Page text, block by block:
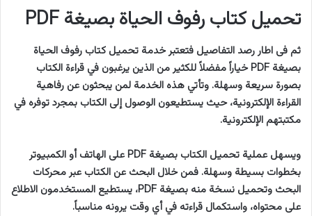
تحميل كتاب رفوف الحياة بصيغة PDF
ثم فى اطار رصد التفاصيل فتعتبر خدمة تحميل كتاب رفوف الحياة
بصيغة PDF خياراً مفضلاً للكثير من الذين يرغبون في قراءة الكتاب
بصورة سريعة وسهلة. وتأتي هذه الخدمة لمن يبحثون عن رفاهية
القراءة الإلكترونية، حيث يستطيعون الوصول إلى الكتاب بمجرد توفره في
مكتبتهم الإلكترونية.
ويسهل عملية تحميل الكتاب بصيغة PDF على الهاتف أو الكمبيوتر
بخطوات بسيطة وسهلة. فمن خلال البحث عن الكتاب عبر محركات
البحث وتحميل نسخة منه بصيغة PDF، يستطيع المستخدمون الاطلاع
على محتواه، واستكمال قراءته في أي وقت يرونه مناسباً.